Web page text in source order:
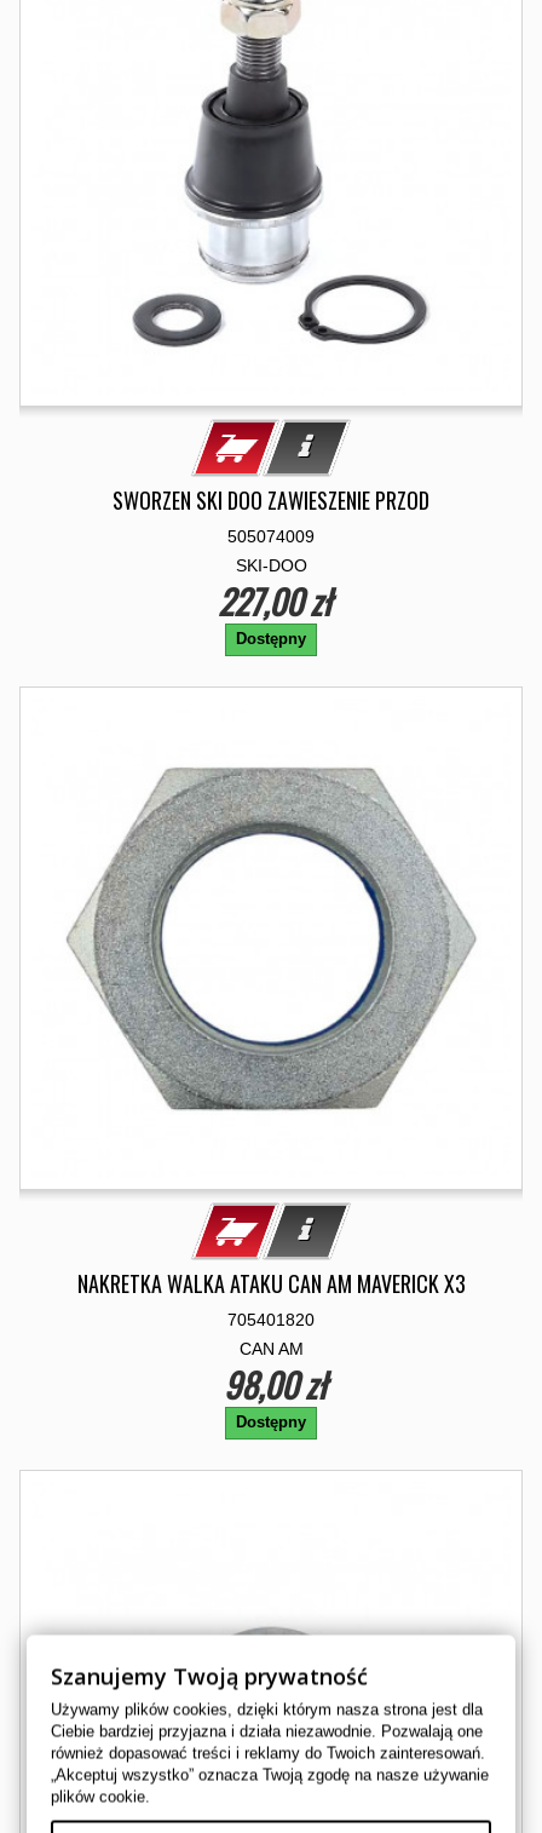
SWORZEN SKI DOO ZAWIESZENIE PRZOD
505074009
SKI-DOO
227,00 zł
Dostępny
NAKRETKA WALKA ATAKU CAN AM MAVERICK X3
705401820
CAN AM
98,00 zł
Dostępny
Szanujemy Twoją prywatność
Używamy plików cookies, dzięki którym nasza strona jest dla
Ciebie bardziej przyjazna i działa niezawodnie. Pozwalają one
również dopasować treści i reklamy do Twoich zainteresowań.
„Akceptuj wszystko” oznacza Twoją zgodę na nasze używanie
plików cookie.